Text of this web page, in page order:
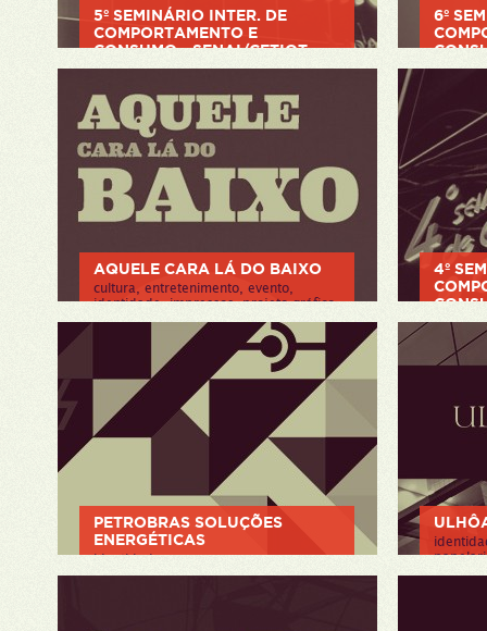
5º SEMINÁRIO INTER. DE
COMPORTAMENTO E
CONSUMO - SENAI/CETIQT
branding, entretenimento, evento,
> VER PROJETO
6º
> VER
AQUELE CARA LÁ DO BAIXO
cultura, entretenimento, evento,
identidade, impressos, projeto gráfico
> VER PROJETO
4º
> VER
PETROBRAS SOLUÇÕES
ENERGÉTICAS
identidade
> VER PROJETO > VER